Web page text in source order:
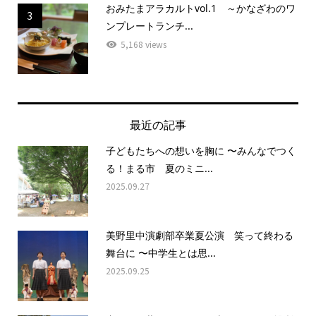
3
おみたまアラカルトvol.1 ～かなざわのワ
ンプレートランチ...
5,168 views
最近の記事
子どもたちへの想いを胸に 〜みんなでつく
る！まる市 夏のミニ...
2025.09.27
美野里中演劇部卒業夏公演 笑って終わる
舞台に 〜中学生とは思...
2025.09.25